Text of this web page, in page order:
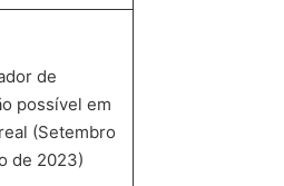
de
possível em
(Setembro
de 2023)